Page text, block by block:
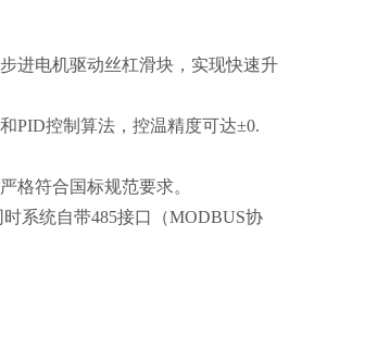
进电机驱动丝杠滑块，实现快速升
PID控制算法，控温精度可达±0.
格符合国标规范要求。
系统自带485接口（MODBUS协